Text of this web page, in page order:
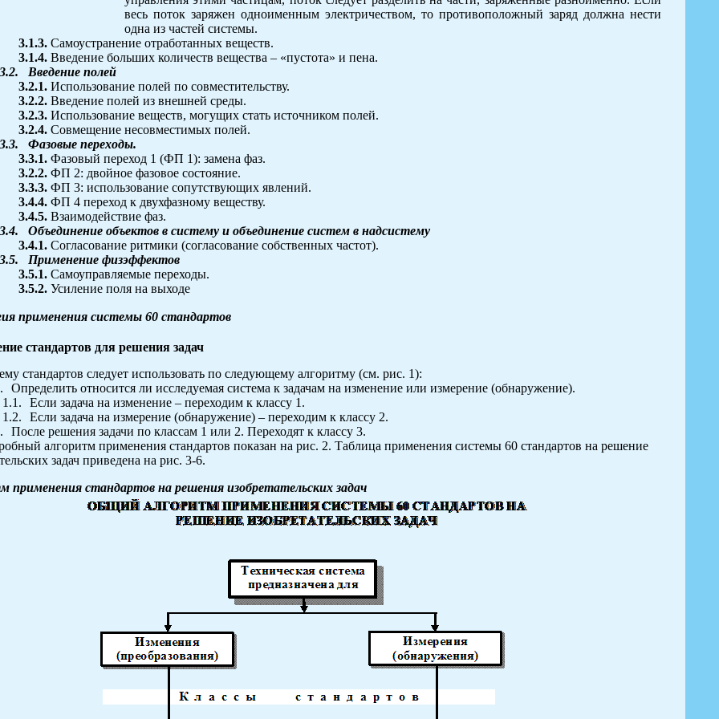
весь поток заряжен одноименным электричеством, то противоположный заряд должна нести
одна из частей системы.
3.1.3. Самоустранение отработанных веществ.
3.1.4. Введение больших количеств вещества – «пустота» и пена.
3.2.
Введение полей
3.2.1. Использование полей по совместительству.
3.2.2. Введение полей из внешней среды.
3.2.3. Использование веществ, могущих стать источником полей.
3.2.4. Совмещение несовместимых полей.
3.3.
Фазовые переходы.
3.3.1. Фазовый переход 1 (ФП 1): замена фаз.
3.2.2. ФП 2: двойное фазовое состояние.
3.3.3. ФП 3: использование сопутствующих явлений.
3.4.4. ФП 4 переход к двухфазному веществу.
3.4.5. Взаимодействие фаз.
3.4.
Объединение объектов в систему и объединение систем в надсистему
3.4.1. Согласование ритмики (согласование собственных частот).
3.5.
Применение физэффектов
3.5.1. Самоуправляемые переходы.
3.5.2. Усиление поля на выходе
применения системы 60 стандартов
стандартов для решения задач
стандартов следует использовать по следующему алгоритму (см. рис. 1):
Определить относится ли исследуемая система к задачам на изменение или измерение (обнаружение).
1.1.
Если задача на изменение – переходим к классу 1.
1.2.
Если задача на измерение (обнаружение) – переходим к классу 2.
После решения задачи по классам 1 или 2. Переходят к классу 3.
алгоритм применения стандартов показан на рис. 2. Таблица применения системы 60 стандартов на решение
задач приведена на рис. 3-6.
применения стандартов на решения изобретательских задач